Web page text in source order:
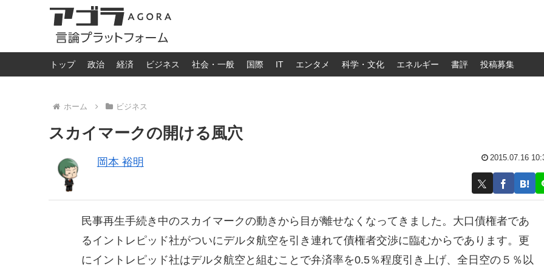
トップ 政治 経済 ビジネス 社会・一般 国際 IT エンタメ 科学・文化 エネルギー 書評 投稿募集
ホーム ビジネス
スカイマークの開ける風穴
岡本 裕明 2015.07.16
民事再生手続き中のスカイマークの動きから目が離せなくなってきました。大口債権者であ
るイントレピッド社がついにデルタ航空を引き連れて債権者交渉に臨むからであります。更
にイントレピッド社はデルタ航空と組むことで弁済率を0.5％程度引き上げ、全日空の５％以